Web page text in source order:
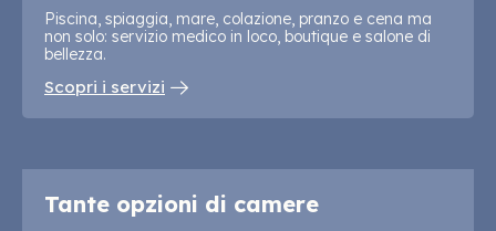
Piscina, spiaggia, mare, colazione, pranzo e cena ma
non solo: servizio medico in loco, boutique e salone di
bellezza.
Scopri i servizi
Tante opzioni di camere